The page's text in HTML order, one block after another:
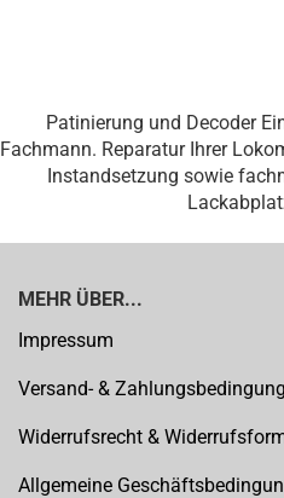
Patinierung und Decoder
Fachmann. Reparatur Ihrer
Instandsetzung sowie
MEHR ÜBER...
Impressum
Versand- &
Widerrufsrecht &
Allgemeine